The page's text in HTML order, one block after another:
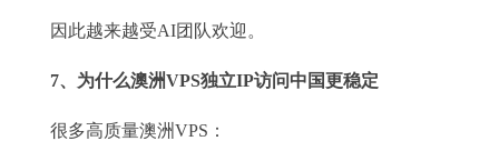
因此越来越受AI团队欢迎。
7、为什么澳洲VPS独立IP访问中国更稳定
很多高质量澳洲VPS：